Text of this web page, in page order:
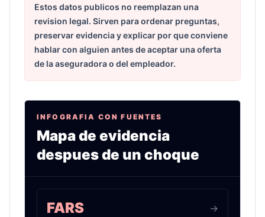
Estos datos publicos no reemplazan una
revision legal. Sirven para ordenar preguntas,
preservar evidencia y explicar por que conviene
hablar con alguien antes de aceptar una oferta
de la aseguradora o del empleador.
INFOGRAFIA CON FUENTES
Mapa de evidencia
despues de un choque
FARS ->